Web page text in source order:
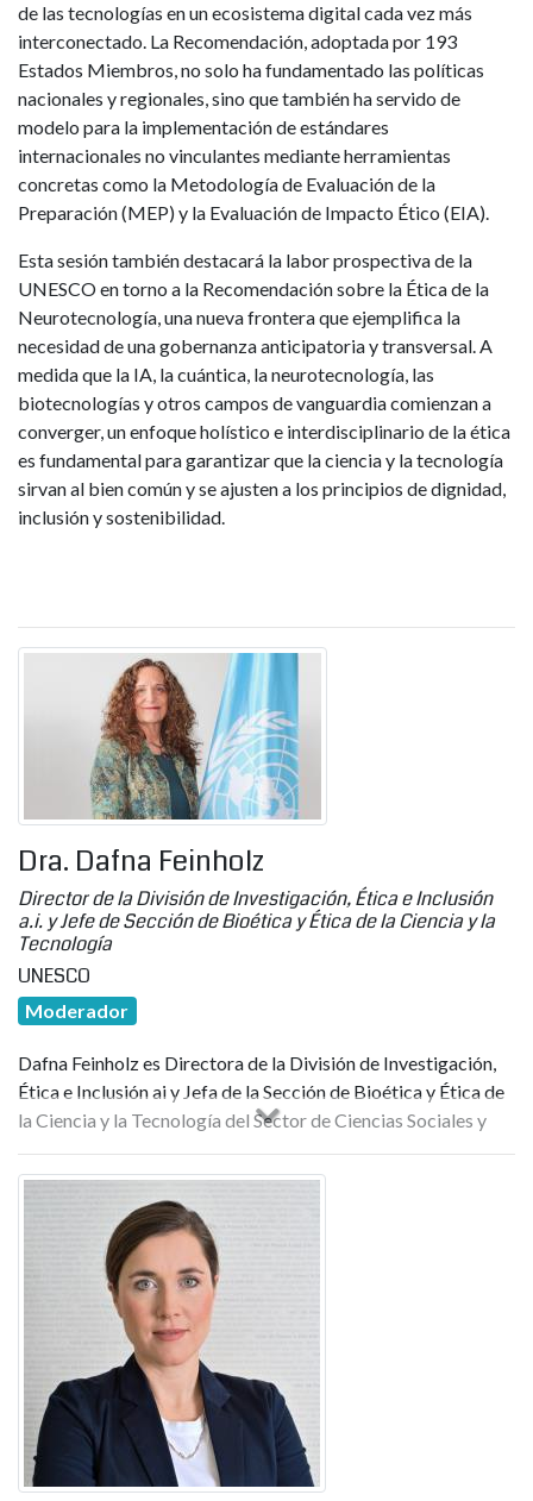
de las tecnologías en un ecosistema digital cada vez más
interconectado. La Recomendación, adoptada por 193
Estados Miembros, no solo ha fundamentado las políticas
nacionales y regionales, sino que también ha servido de
modelo para la implementación de estándares
internacionales no vinculantes mediante herramientas
concretas como la Metodología de Evaluación de la
Preparación (MEP) y la Evaluación de Impacto Ético (EIA).
Esta sesión también destacará la labor prospectiva de la
UNESCO en torno a la Recomendación sobre la Ética de la
Neurotecnología, una nueva frontera que ejemplifica la
necesidad de una gobernanza anticipatoria y transversal. A
medida que la IA, la cuántica, la neurotecnología, las
biotecnologías y otros campos de vanguardia comienzan a
converger, un enfoque holístico e interdisciplinario de la ética
es fundamental para garantizar que la ciencia y la tecnología
sirvan al bien común y se ajusten a los principios de dignidad,
inclusión y sostenibilidad.
Dra. Dafna Feinholz
Director de la División de Investigación, Ética e Inclusión
a.i. y Jefe de Sección de Bioética y Ética de la Ciencia y la
Tecnología
UNESCO
Moderador
Dafna Feinholz es Directora de la División de Investigación,
Ética e Inclusión ai y Jefa de la Sección de Bioética y Ética de
la Ciencia y la Tecnología del Sector de Ciencias Sociales y
Humanas de la UNESCO.
Dafna Feinholz es Doctora en Psicología de la Investigación
(UIA, México) y Maestra en Bioética (Universidad
Complutense de Madrid, España). Fue Jefa del Departamento
de Epidemiología Reproductiva del Instituto Nacional de
Perinatología de México y Directora de Investigación y
Planeación del Programa Mujer y Salud de la Secretaría de
Salud (México). Ocupó sucesivamente los cargos de
Coordinadora Académica de la Comisión Nacional del
Genoma Humano de la Secretaría de Salud y Directora
Ejecutiva de la Comisión Nacional de Bioética.